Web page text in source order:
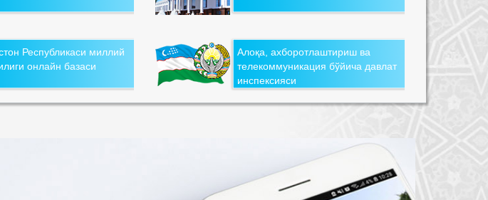
Республикаси миллий
онлайн базаси
Алоқа, ахборотлаштириш ва
телекоммуникация бўйича давлат
инспексияси